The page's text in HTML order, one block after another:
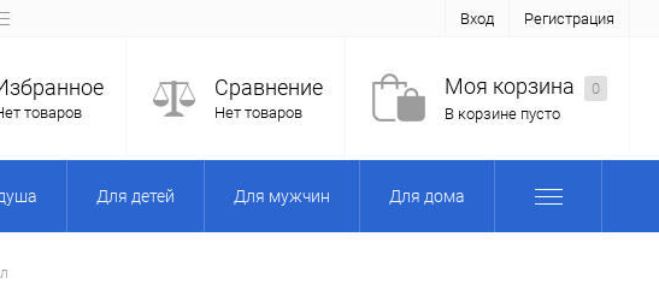
Вход Регистрация
товаров
Сравнение
Нет товаров
Моя корзина
0
В корзине пусто
Для детей Для мужчин Для дома